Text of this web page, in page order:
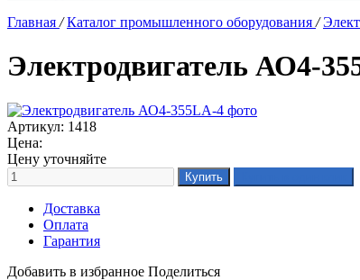
Главная / Каталог промышленного оборудования /
Электродвигатель АО4-
Артикул: 1418
Цена:
Цену уточняйте
Доставка
Оплата
Гарантия
Добавить в избранное Поделиться